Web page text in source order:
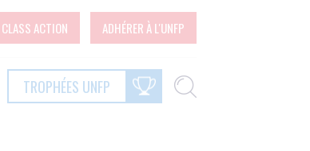
CLASS ACTION ADHÉRER À L'UNFP
TROPHÉES UNFP